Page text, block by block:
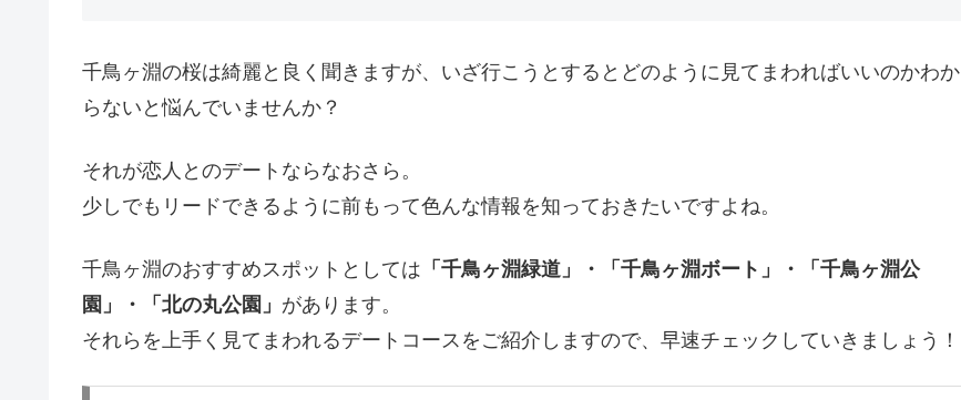
千鳥ヶ淵の桜は綺麗と良く聞きますが、いざ行こうとするとどのように見てまわればいいのかわか
らないと悩んでいませんか？
それが恋人とのデートならなおさら。
少しでもリードできるように前もって色んな情報を知っておきたいですよね。
千鳥ヶ淵のおすすめスポットとしては 「千鳥ヶ淵緑道」・「千鳥ヶ淵ボート」・「千鳥ヶ淵公
園」・「北の丸公園」 があります。
それらを上手く見てまわれるデートコースをご紹介しますので、早速チェックしていきましょう！